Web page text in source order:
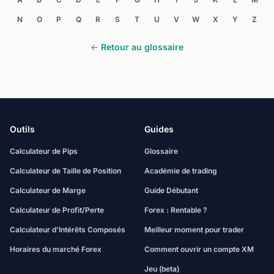
N O P Q R S T U V W X Y Z
← Retour au glossaire
Outils
Calculateur de Pips
Calculateur de Taille de Position
Calculateur de Marge
Calculateur de Profit/Perte
Calculateur d'Intérêts Composés
Horaires du marché Forex
Guides
Glossaire
Académie de trading
Guide Débutant
Forex : Rentable ?
Meilleur moment pour trader
Comment ouvrir un compte XM
Jeu (beta)